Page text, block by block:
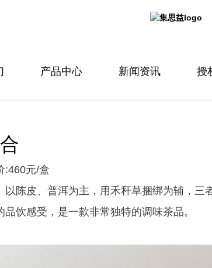
产品中心 新闻资讯 授
:460元/盒
以陈皮、普洱为主，用禾秆草捆绑为辅，
品饮感受，是一款非常独特的调味茶品。